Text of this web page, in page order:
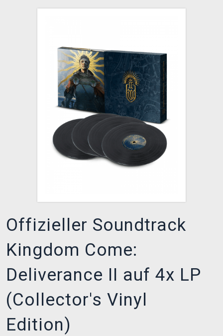
XZONE CLUB
Offizieller Soundtrack
Kingdom Come:
Deliverance II auf 4x LP
(Collector's Vinyl
Edition)